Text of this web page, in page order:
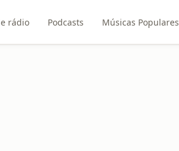
rádio Podcasts Músicas Populares